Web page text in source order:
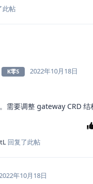
此帖
K零S 2022年10月18日
需要调整 gateway CRD 结
回复了此帖
年10月18日